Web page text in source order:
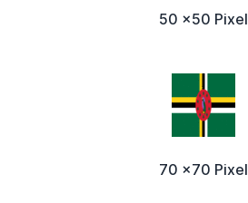
50 x50 Pixel
70 x70 Pixel